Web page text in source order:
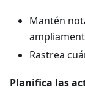
Mantén
Rastrea
Planifica las